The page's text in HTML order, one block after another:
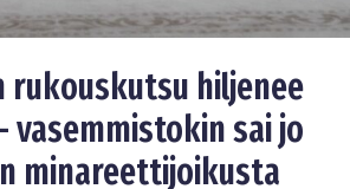
rukouskutsu hiljenee
vasemmistokin sai jo
minareettijoikusta